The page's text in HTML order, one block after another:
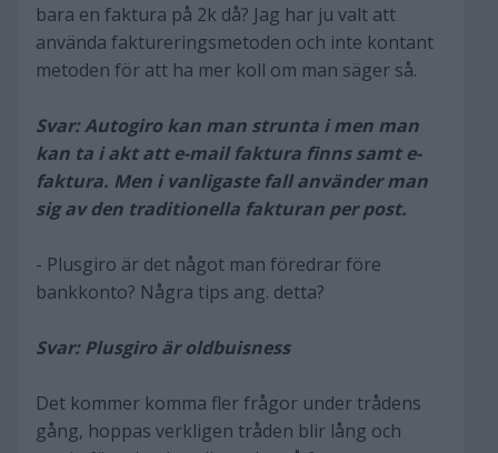
bara en faktura på 2k då? Jag har ju valt att
använda faktureringsmetoden och inte kontant
metoden för att ha mer koll om man säger så.
Svar: Autogiro kan man strunta i men man
kan ta i akt att e-mail faktura finns samt e-
faktura. Men i vanligaste fall använder man
sig av den traditionella fakturan per post.
- Plusgiro är det något man föredrar före
bankkonto? Några tips ang. detta?
Svar: Plusgiro är oldbuisness
Det kommer komma fler frågor under trådens
gång, hoppas verkligen tråden blir lång och